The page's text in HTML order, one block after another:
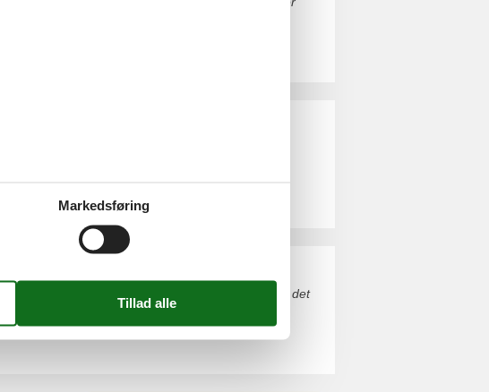
Blåvandshuk privat til leje. Du kan nemt finde det
Markedsføring